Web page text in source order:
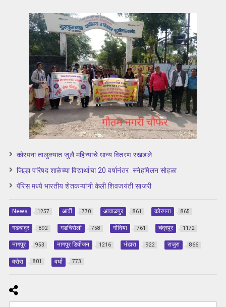
कोरपना तालुक्यात जुलै महिन्याचे धान्य वितरण रखडले
जिल्हा परिषद शाळेच्या विद्यार्थांचा 20 वर्षानंतर स्नेहमिलन सोहळा
पॅरिस मध्ये भारतीय शेतकऱ्यांनी केली शिवजयंती साजरी
News 1257 आर्वी 770 आवाळपुर 861 कोरपना 865
गडचांदुर 892 गडचिरोली 758 गोंदिया 761 चंद्रपूर 1172
नागपुर 953 नागपुर डिवीजन 1216 भंडारा 922 राजुरा 866
वरोरा 801 वर्धा 773